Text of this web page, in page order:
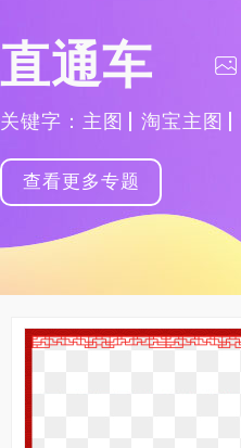
直通车
关键字： 主图 淘宝主图
查看更多专题
收藏